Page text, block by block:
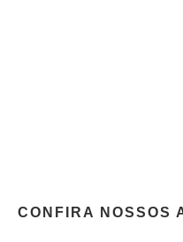
CONFIRA NOSSOS